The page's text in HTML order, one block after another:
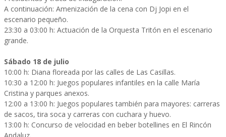
A continuación: Amenización de la cena con Dj Jopi en el
escenario pequeño.
23:30 a 03:00 h: Actuación de la Orquesta Tritón en el escenario
grande.
Sábado 18 de julio
10:00 h: Diana floreada por las calles de Las Casillas.
10:30 a 12:00 h: Juegos populares infantiles en la calle María
Cristina y parques anexos.
12:00 a 13:00 h: Juegos populares también para mayores: carreras
de sacos, tira soca y carreras con cuchara y huevo.
13:00 h: Concurso de velocidad en beber botellines en El Rincón